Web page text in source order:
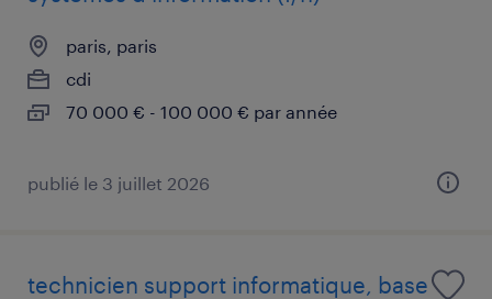
paris, paris
cdi
70 000 € - 100 000 € par année
publié le 3 juillet 2026
technicien support informatique, base